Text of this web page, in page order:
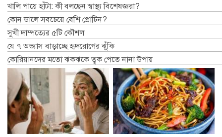
খালি পায়ে হাঁটা: কী বলছেন স্বাস্থ্য বিশেষজ্ঞরা?
কোন ডালে সবচেয়ে বেশি প্রোটিন?
সুখী দাম্পত্যের ৫টি কৌশল
যে ৭ অভ্যাস বাড়াচ্ছে হৃদরোগের ঝুঁকি
কোরিয়ানদের মতো ঝকঝকে ত্বক পেতে নানা উপায়